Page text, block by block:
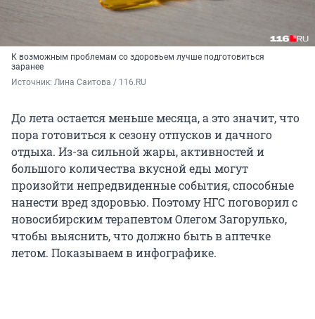
К возможным проблемам со здоровьем лучше подготовиться
заранее
Источник: Лина Саитова / 116.RU
До лета остается меньше месяца, а это значит, что
пора готовиться к сезону отпусков и дачного
отдыха. Из-за сильной жары, активностей и
большого количества вкусной еды могут
произойти непредвиденные события, способные
нанести вред здоровью. Поэтому НГС поговорил с
новосибирским терапевтом Олегом Загорулько,
чтобы выяснить, что должно быть в аптечке
летом. Показываем в инфографике.